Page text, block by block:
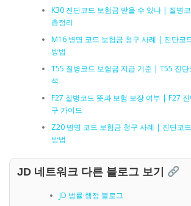
K30 진단코드 보험금 받을 수 있나 | 질병
총정리
M16 병명 코드 보험금 청구 사례 | 진단코
방법
T55 질병코드 보험금 지급 기준 | T55 진
석
F27 질병코드 뜻과 보험 보장 여부 | F27
구 가이드
Z20 병명 코드 보험금 청구 사례 | 진단코
방법
JD 네트워크 다른 블로그 보기
JD 법률·행정 블로그